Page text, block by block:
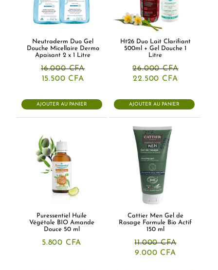
Neutraderm Duo Gel
Douche Micellaire Dermo
Apaisant 2 x 1 Litre
16.000CFA
Le
était :
16.000 CFA.
15.500 CFA
est :
15.500 CFA.
AJOUTER AU PANIER
Ht26 Duo Lait Clarifiant
500ml + Gel Douche 1
Litre
26.000CFA
Le
était :
26.000 CFA.
22.500 CFA
est :
22.500
AJOUTER AU PANIER
Puressentiel Huile
Végétale BIO Amande
Douce 50 ml
5.800 CFA
Cattier Men Gel de
Rasage Formule Bio Actif
150 ml
11.000CFA
Le
9.000 CFA